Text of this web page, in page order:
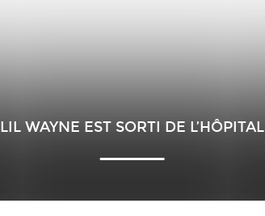
LIL WAYNE EST SORTI DE L’HÔPITAL